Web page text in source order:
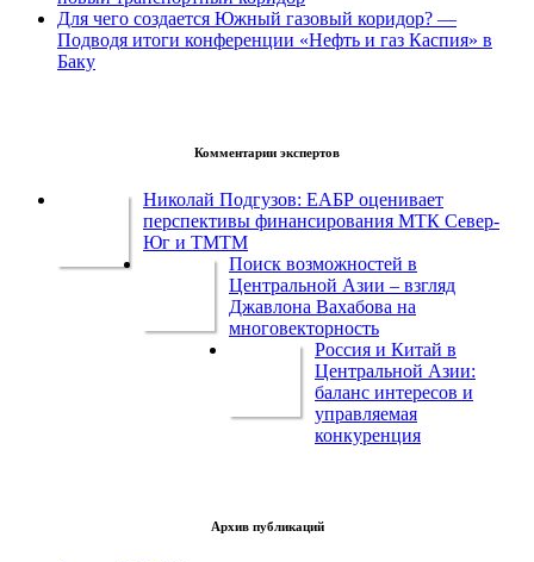
Для чего создается Южный газовый коридор? —
Подводя итоги конференции «Нефть и газ Каспия» в
Баку
Комментарии экспертов
Николай Подгузов: ЕАБР оценивает
перспективы финансирования МТК Север-
Юг и ТМТМ
Поиск возможностей в
Центральной Азии – взгляд
Джавлона Вахабова на
многовекторность
Россия и Китай в
Центральной Азии:
баланс интересов и
управляемая
конкуренция
Архив публикаций